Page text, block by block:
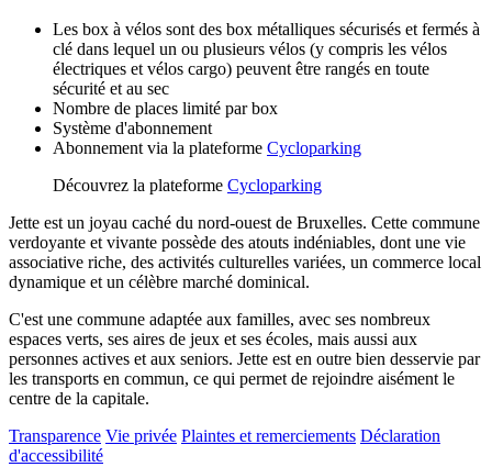
Les box à vélos sont des box métalliques sécurisés et fermés à
clé dans lequel un ou plusieurs vélos (y compris les vélos
électriques et vélos cargo) peuvent être rangés en toute
sécurité et au sec
Nombre de places limité par box
Système d'abonnement
Abonnement via la plate­forme Cycloparking
Découvrez la plate­forme Cycloparking
Jette est un joyau caché du nord-ouest de Bruxelles. Cette commune
verdoyante et vivante possède des atouts indéniables, dont une vie
associative riche, des activités culturelles variées, un commerce local
dynamique et un célèbre marché dominical.
C'est une commune adaptée aux familles, avec ses nombreux
espaces verts, ses aires de jeux et ses écoles, mais aussi aux
personnes actives et aux seniors. Jette est en outre bien desservie par
les transports en commun, ce qui permet de rejoindre aisément le
centre de la capitale.
Transparence Vie privée Plaintes et remerciements Déclaration
d'accessibilité